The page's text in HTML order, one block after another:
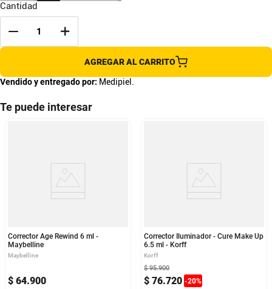
Cantidad
AGREGAR AL CARRITO
Vendido y entregado por: Medipiel.
Te puede interesar
Corrector Age Rewind 6 ml -
Maybelline
Maybelline
$ 64.900
Corrector Iluminador - Cure Make Up
6.5 ml - Korff
Korff
$ 76.720 -20%
$ 95.900